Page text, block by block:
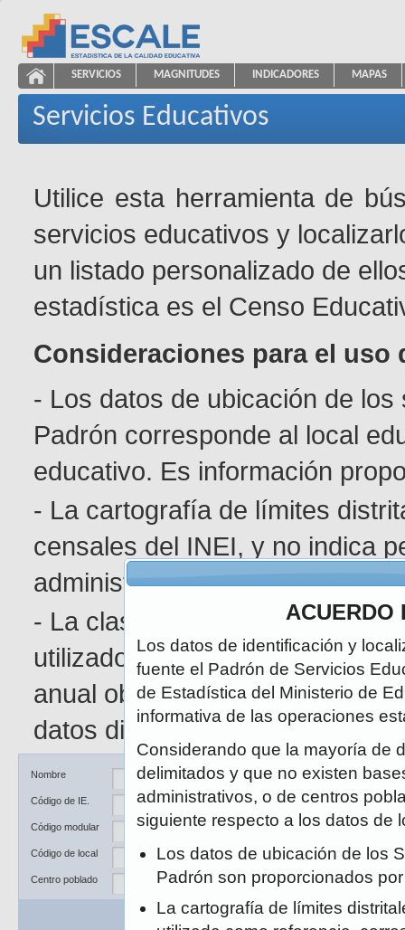
ESCALE - Unidad de Estadística Educativa
Servicios Educativos
NAVEGACIÓN
SERVICIOS MAGNITUDES INDICADORES MAPAS
Servicios Educativos
Utilice esta herramienta de
servicios educativos y
un listado personalizado de
estadística es el Censo
Consideraciones para el uso
- Los datos de ubicación de
Padrón corresponde al local
educativo. Es información
- La cartografía de límites
censales del INEI, y no indica
administrativa determinada.
- La clasificación de área
utilizado en el Censo de
anual obedece a la naturaleza
datos disponibles.
Nombre
Código de IE.
Código modular
Código de local
Centro poblado
Ubicación DRE / UGEL
Departamento
Distrito
Buscar Limpiar
ACUERDO
Los datos de identificación y
fuente el Padrón de Servicios
de Estadística del Ministerio de
informativa de las operaciones
Considerando que la mayoría de
delimitados y que no existen
administrativos, o de centros
siguiente respecto a los datos de
Los datos de ubicación de los
Padrón son proporcionados
La cartografía de límites